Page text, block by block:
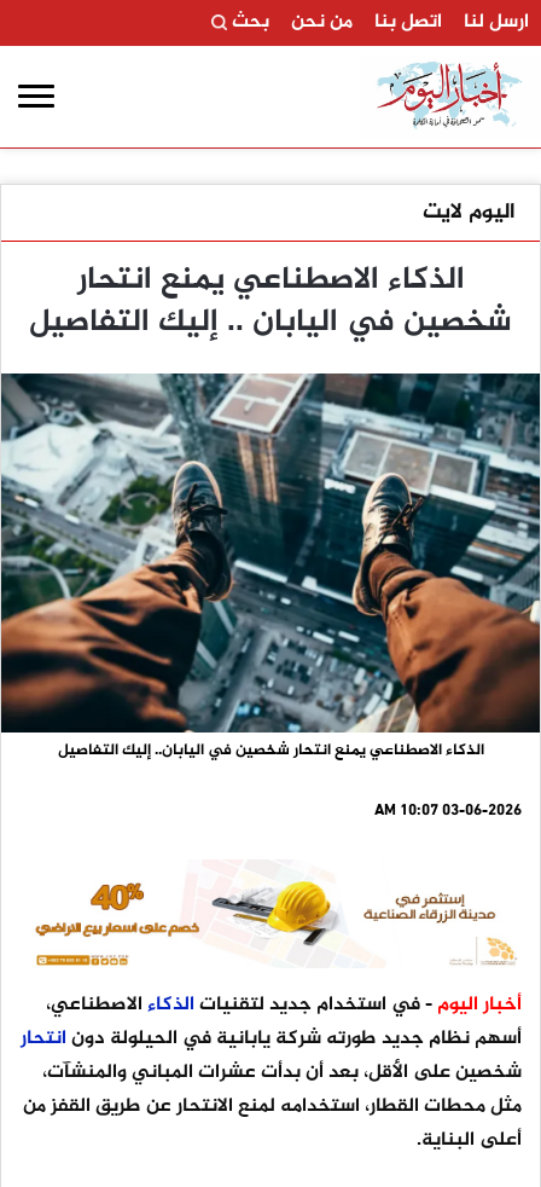
ارسل لنا اتصل بنا من نحن بحث
اليوم لايت
الذكاء الاصطناعي يمنع انتحار
شخصين في اليابان .. إليك التفاصيل
الذكاء الاصطناعي يمنع انتحار شخصين في اليابان.. إليك التفاصيل
03-06-2026 10:07 AM
أخبار اليوم- في استخدام جديد لتقنياتالذكاءالاصطناعي،
أسهم نظام جديد طورته شركة يابانية في الحيلولة دونانتحار
شخصين على الأقل، بعد أن بدأت عشرات المباني والمنشآت،
مثل محطات القطار، استخدامه لمنع الانتحار عن طريق القفز من
أعلى البناية.